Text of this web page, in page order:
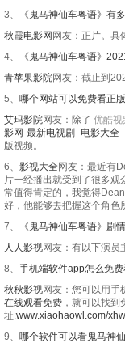
3、
《鬼马神仙车粤语》有
秋霞电影网网友：正片。具
4、
《鬼马神仙车粤语》
青苹果影院网友：截止到
5、 哪个网站可以免费看正
艾玛影院网友：除了 优酷视
影网-最新电视剧_电影大全
版视频。
6、 影视大全网友：最近有
片一经播出就受到了很多
常值得肯定的，我觉得
好，他能够去把握这个角色
7、
《鬼马神仙车粤语》剧
人人影视网友：有以下演员
8、 手机端软件app怎么免
秋秋影视网友：您可以用手
在线观看免费 ，就可以找
址:www.xiaohaowl.com/
9、 哪个软件可以看鬼马神